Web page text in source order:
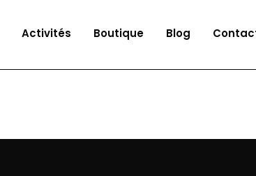
Activités Boutique Blog